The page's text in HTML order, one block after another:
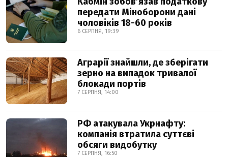
передати Міноборони дані
чоловіків 18-60 років
6 СЕРПНЯ, 19:39
Аграрії знайшли, де зберігати
зерно на випадок тривалої
блокади портів
7 СЕРПНЯ, 14:00
РФ атакувала Укрнафту:
компанія втратила суттєві
обсяги видобутку
7 СЕРПНЯ, 16:50